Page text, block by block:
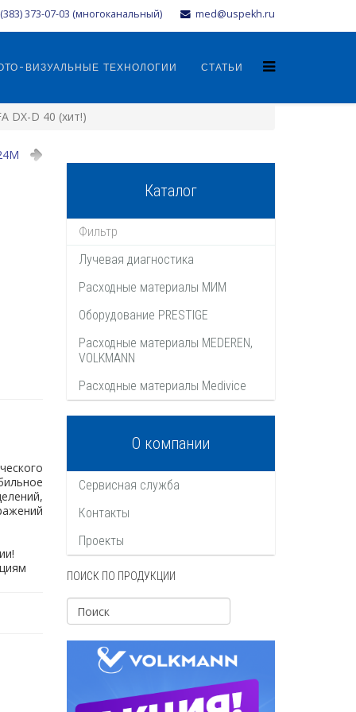
(383) 373-07-03 (многоканальный) med@uspekh.ru
ВИЗУАЛЬНЫЕ ТЕХНОЛОГИИ СТАТЬИ
DX-D 40 (хит!)
Каталог
Лучевая диагностика
Расходные материалы МИМ
Оборудование PRESTIGE
Расходные материалы MEDEREN,
VOLKMANN
Расходные материалы Medivice
О компании
Сервисная служба
Контакты
Проекты
ПОИСК ПО ПРОДУКЦИИ